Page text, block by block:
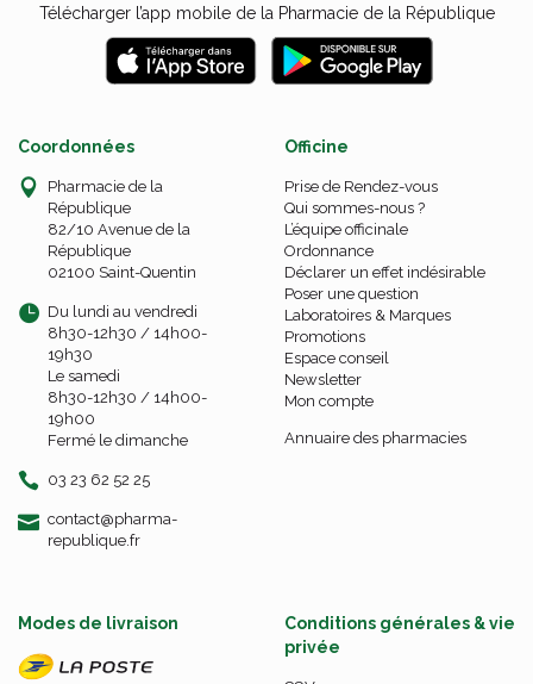
Télécharger l’app mobile de la Pharmacie de la République
Coordonnées
Pharmacie de la
République
82/10 Avenue de la
République
02100 Saint-Quentin
Du lundi au vendredi
8h30-12h30 / 14h00-
19h30
Le samedi
8h30-12h30 / 14h00-
19h00
Fermé le dimanche
03 23 62 52 25
contact-
@-
pharma-
republique.fr
Officine
Prise de Rendez-vous
Qui sommes-nous ?
L’équipe officinale
Ordonnance
Déclarer un effet indésirable
Poser une question
Laboratoires & Marques
Promotions
Espace conseil
Newsletter
Mon compte
Annuaire des pharmacies
Modes de livraison
Conditions générales & vie
privée